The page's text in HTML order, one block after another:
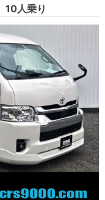
人乗り